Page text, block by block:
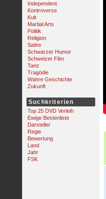
Independent
Kontroverse
Kult
Martial Arts
Politik
Religion
Satire
Schwarzer Humor
Schweizer Film
Tanz
Tragödie
Wahre Geschichte
Zukunft
Suchkriterien
Top 25 DVD Verleih
Ewige Bestenliste
Darsteller
Regie
Bewertung
Land
Jahr
FSK